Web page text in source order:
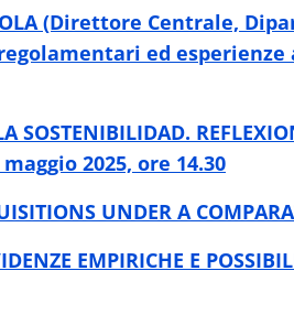
(Direttore Centrale,
ed esperienze
2025, ore 14.30
UNDER A
EMPIRICHE E